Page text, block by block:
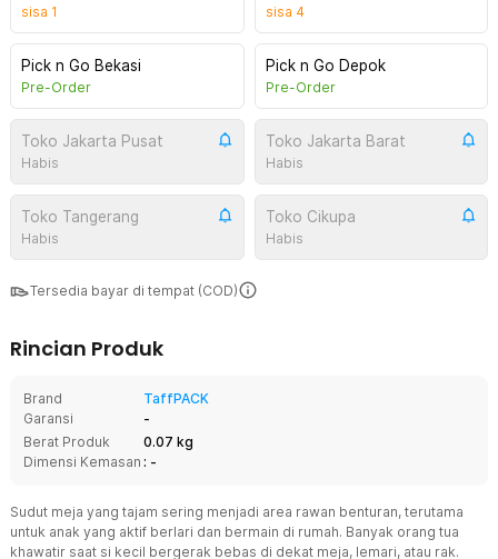
sisa 1 sisa 4
Pick n Go Bekasi
Pre-Order
Pick n Go Depok
Pre-Order
Toko Jakarta Pusat
Habis
Toko Jakarta Barat
Habis
Toko Tangerang
Habis
Toko Cikupa
Habis
Tersedia bayar di tempat (COD)
Rincian Produk
Brand
TaffPACK
Garansi
-
Berat Produk
0.07 kg
Dimensi Kemasan : -
Sudut meja yang tajam sering menjadi area rawan benturan, terutama
untuk anak yang aktif berlari dan bermain di rumah. Banyak orang tua
khawatir saat si kecil bergerak bebas di dekat meja, lemari, atau rak.